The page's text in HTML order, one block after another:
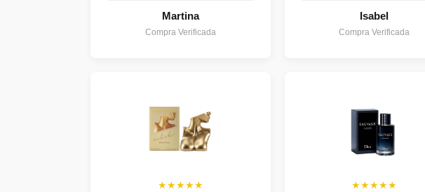
Martina
Compra Verificada
Isabel
Compra Verificada
★★★★★ ★★★★★